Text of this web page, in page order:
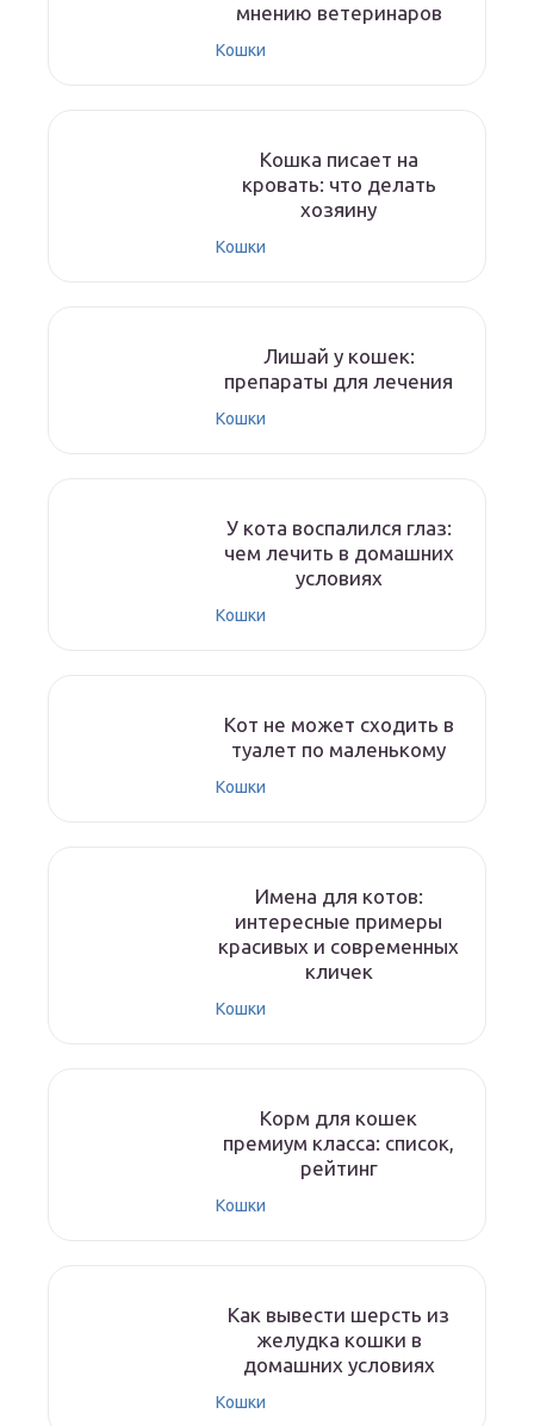
мнению ветеринаров
Кошки
Кошка писает на
кровать: что делать
хозяину
Кошки
Лишай у кошек:
препараты для лечения
Кошки
У кота воспалился глаз:
чем лечить в домашних
условиях
Кошки
Кот не может сходить в
туалет по маленькому
Кошки
Имена для котов:
интересные примеры
красивых и современных
кличек
Кошки
Корм для кошек
премиум класса: список,
рейтинг
Кошки
Как вывести шерсть из
желудка кошки в
домашних условиях
Кошки